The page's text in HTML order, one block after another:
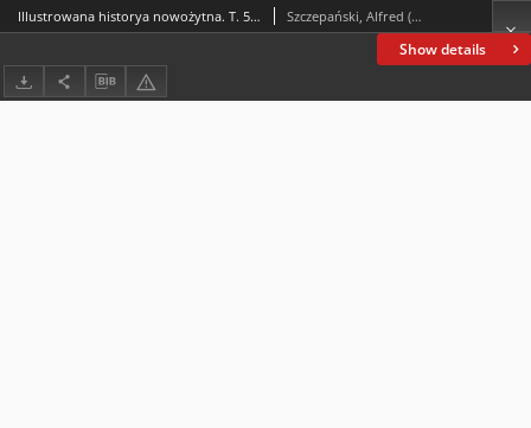
Show details
Illustrowana historya nowożytna. T. 5, Od czasów sukcesyjnej wojny hiszpańskiej aż do końca sukcesyjnej wojny austryackiej : według wydawnictwa Spamera Szczepański, Alfred (1840-1909)